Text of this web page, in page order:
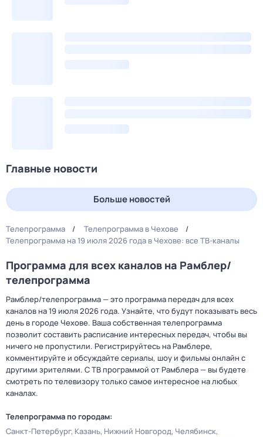
Главные новости
Больше новостей
Телепрограмма
Телепрограмма в Чехове
Телепрограмма на 19 июля 2026 года в Чехове: все ТВ-каналы
Программа для всех каналов на Рамблер/
телепрограмма
Рамблер/телепрограмма — это программа передач для всех
каналов на 19 июля 2026 года. Узнайте, что будут показывать весь
день в городе Чехове. Ваша собственная телепрограмма
позволит составить расписание интересных передач, чтобы вы
ничего не пропустили. Регистрируйтесь на Рамблере,
комментируйте и обсуждайте сериалы, шоу и фильмы онлайн с
другими зрителями. С ТВ программой от Рамблера — вы будете
смотреть по телевизору только самое интересное на любых
каналах.
Телепрограмма по городам:
Санкт-Петербург Казань Нижний Новгород Челябинск